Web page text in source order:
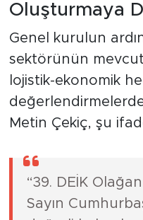
Oluşturmaya
Genel kurulun
sektörünün
lojistik-ekonomik
Metin Çekiç, şu
“39. DEİK
Sayın